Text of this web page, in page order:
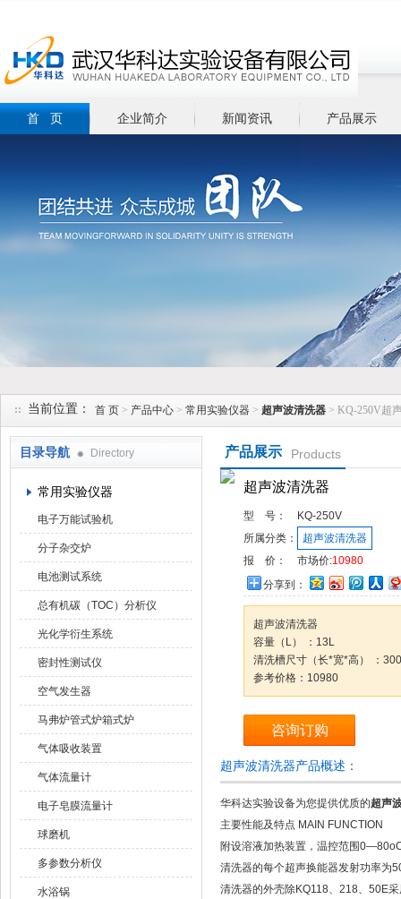
首 页 企业简介 新闻资讯 产品展示
当前位置： 首 页 > 产品中心 > 常用实验仪器 > 超声波清洗器 > KQ-250V超
目录导航 Directory
常用实验仪器
电子万能试验机
分子杂交炉
电池测试系统
总有机碳（TOC）分析仪
光化学衍生系统
密封性测试仪
空气发生器
马弗炉管式炉箱式炉
气体吸收装置
气体流量计
电子皂膜流量计
球磨机
多参数分析仪
水浴锅
产品展示 Products
超声波清洗器
型 号：
KQ-250V
所属分类：
超声波清洗器
报 价：
市场价:10980
分享到：
超声波清洗器
容量（L） ：13L
清洗槽尺寸（长*宽*高） ：
参考价格：10980
咨询订购
超声波清洗器产品概述：
华科达实验设备为您提供优质的超声
主要性能及特点 MAIN FUNCTION
附设溶液加热装置，温控范围
清洗器的每个超声换能器发射功率为
清洗器的外壳除KQ118、218、50E